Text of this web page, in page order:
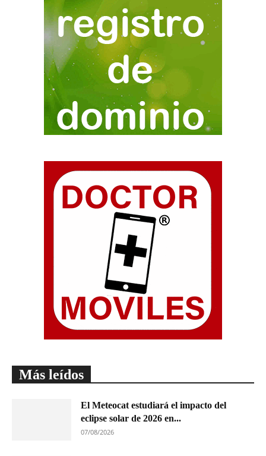
Más leídos
El Meteocat estudiará el impacto del
eclipse solar de 2026 en...
07/08/2026